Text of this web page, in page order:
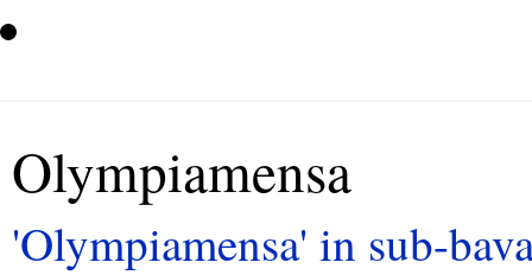
Olympiamensa
'Olympiamensa' in sub-